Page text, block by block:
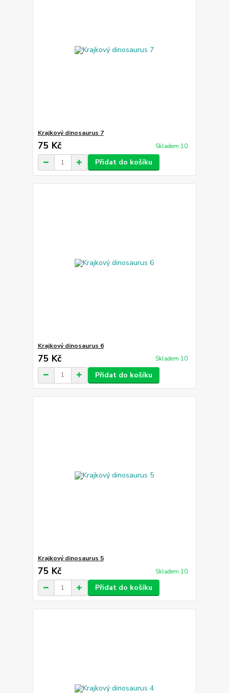
Krajkový dinosaurus 7
75 Kč Skladem 10
Přidat do košíku
Krajkový dinosaurus 6
75 Kč Skladem 10
Přidat do košíku
Krajkový dinosaurus 5
75 Kč Skladem 10
Přidat do košíku